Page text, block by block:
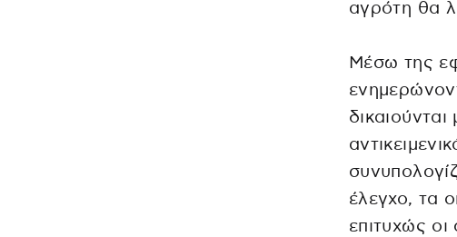
αγρότη θα
Μέσω της
έλεγχο, τα
επιτυχώς οι